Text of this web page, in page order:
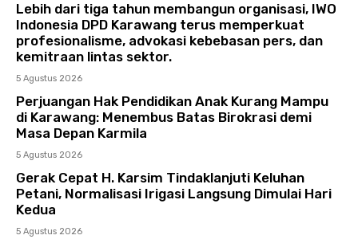
Lebih dari tiga tahun membangun organisasi, IWO
Indonesia DPD Karawang terus memperkuat
profesionalisme, advokasi kebebasan pers, dan
kemitraan lintas sektor.
5 Agustus 2026
Perjuangan Hak Pendidikan Anak Kurang Mampu
di Karawang: Menembus Batas Birokrasi demi
Masa Depan Karmila
5 Agustus 2026
Gerak Cepat H. Karsim Tindaklanjuti Keluhan
Petani, Normalisasi Irigasi Langsung Dimulai Hari
Kedua
5 Agustus 2026